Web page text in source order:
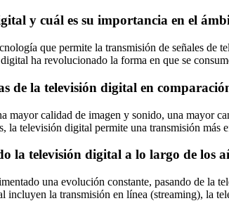
y cuál es su importancia en el
que permite la transmisión de señales
ha revolucionado la forma en que se
de la televisión digital en
mayor calidad de imagen y sonido, una mayor
la televisión digital permite una transmisión más
la televisión digital a lo largo de los
una evolución constante, pasando de la
incluyen la transmisión en línea (streaming), la